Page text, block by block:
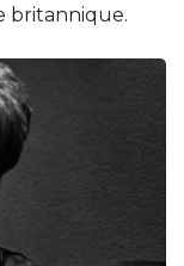
britannique.